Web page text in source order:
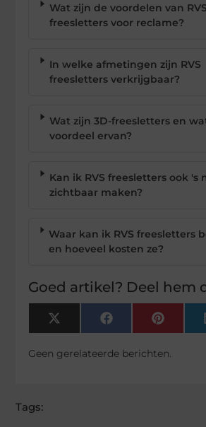
Wat zijn de voordelen van RVS
freesletters voor reclame?
In welke afmetingen zijn RVS
freesletters verkrijgbaar?
Wat zijn 3D-freesletters en
voordeel ervan?
Kan ik RVS freesletters ook 's
zichtbaar maken?
Waar kan ik RVS freesletters
en hoeveel kosten ze?
Goed artikel? Deel hem
X
(Twitter)
Facebook
Geen gerelateerde berichten.
Tags: